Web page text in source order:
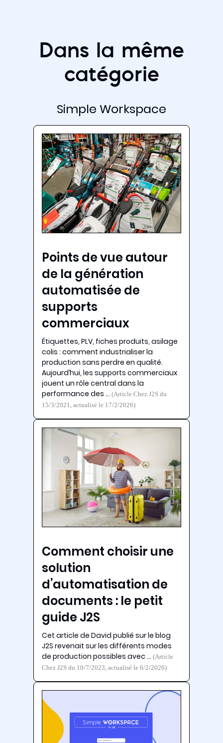
Dans la même
catégorie
Simple Workspace
Points de vue autour
de la génération
automatisée de
supports
commerciaux
Étiquettes, PLV, fiches produits, asilage
colis : comment industrialiser la
production sans perdre en qualité.
Aujourd’hui, les supports commerciaux
jouent un rôle central dans la
performance des …(Article Chez J2S du
15/3/2021, actualisé le 17/2/2026)
Comment choisir une
solution
d’automatisation de
documents : le petit
guide J2S
Cet article de David publié sur le blog
J2S revenait sur les différents modes
de production possibles avec … (Article
Chez J2S du 10/7/2023, actualisé le 6/2/2026)